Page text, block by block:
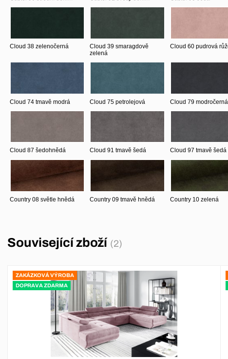
Související zboží (2)
ZAKÁZKOVÁ VÝROBA
DOPRAVA ZDARMA